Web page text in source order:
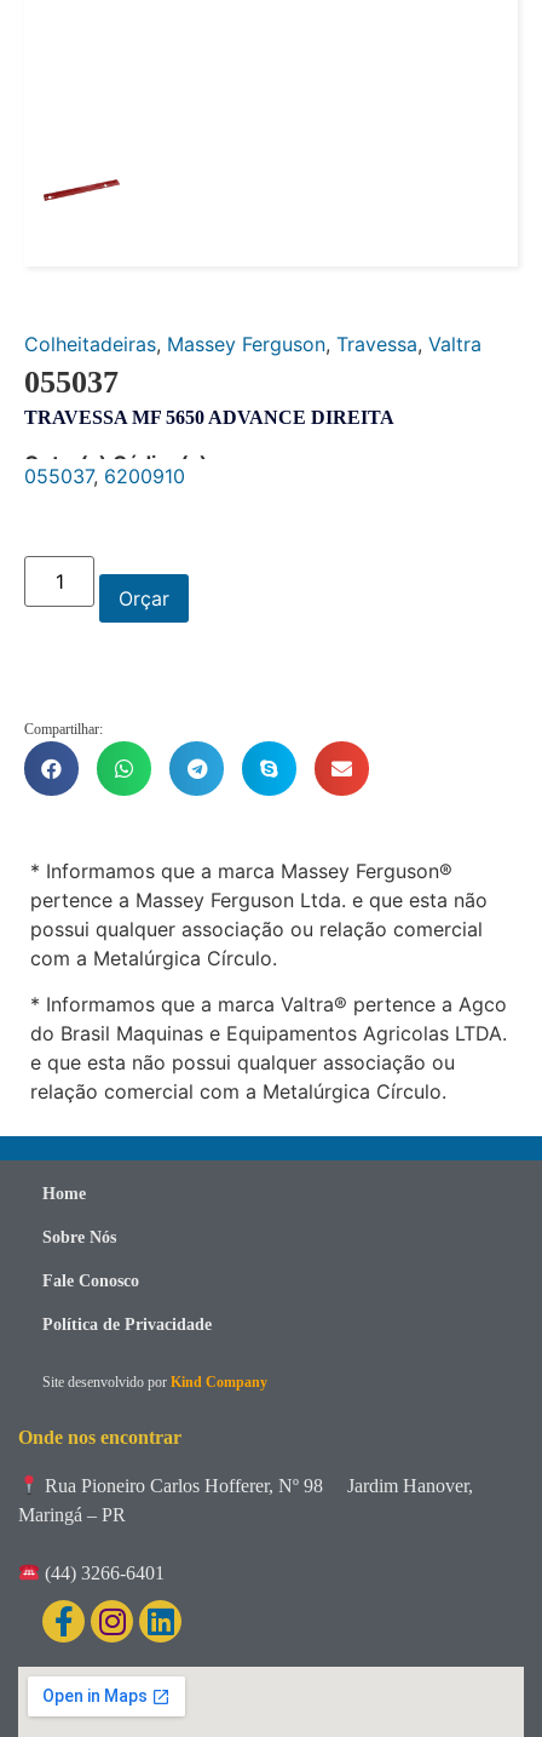
Colheitadeiras, Massey Ferguson, Travessa, Valtra
055037
TRAVESSA MF 5650 ADVANCE DIREITA
Outro(s) Código(s):
055037, 6200910
Orçar
Compartilhar:
* Informamos que a marca Massey Ferguson®
pertence a Massey Ferguson Ltda. e que esta não
possui qualquer associação ou relação comercial
com a Metalúrgica Círculo.
* Informamos que a marca Valtra® pertence a Agco
do Brasil Maquinas e Equipamentos Agricolas LTDA.
e que esta não possui qualquer associação ou
relação comercial com a Metalúrgica Círculo.
Home
Sobre Nós
Fale Conosco
Política de Privacidade
Site desenvolvido por Kind Company
Onde nos encontrar
Rua Pioneiro Carlos Hofferer, Nº 98
Jardim Hanover,
Maringá – PR
(44) 3266-6401